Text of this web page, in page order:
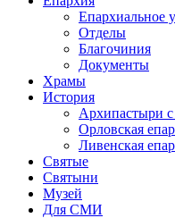
Епархиальное
Отделы
Благочиния
Документы
Храмы
История
Архипастыри с
Орловская
Ливенская
Святые
Святыни
Музей
Для СМИ